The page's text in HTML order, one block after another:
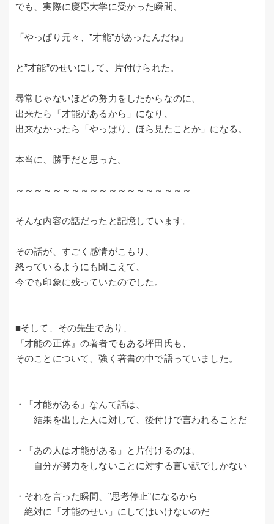
でも、実際に慶応大学に受かった瞬間、
「やっぱり元々、”才能”があったんだね」
と”才能”のせいにして、片付けられた。
尋常じゃないほどの努力をしたからなのに、
出来たら「才能があるから」になり、
出来なかったら「やっぱり、ほら見たことか」になる。
本当に、勝手だと思った。
～～～～～～～～～～～～～～～～～～～
そんな内容の話だったと記憶しています。
その話が、すごく感情がこもり、
怒っているようにも聞こえて、
今でも印象に残っていたのでした。
■そして、その先生であり、
『才能の正体』の著者でもある坪田氏も、
そのことについて、強く著書の中で語っていました。
・「才能がある」なんて話は、
結果を出した人に対して、後付けで言われることだ
・「あの人は才能がある」と片付けるのは、
自分が努力をしないことに対する言い訳でしかない
・それを言った瞬間、”思考停止”になるから
絶対に「才能のせい」にしてはいけないのだ